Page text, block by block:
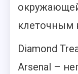
клеточным
Diamond
Arsenal –